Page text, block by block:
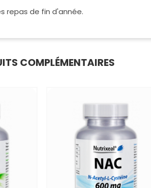
repas de fin d'année.
COMPLÉMENTAIRES